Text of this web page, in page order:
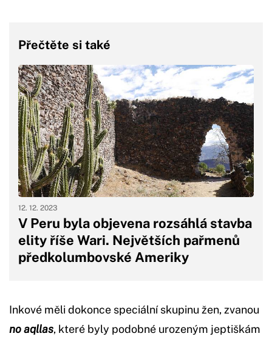
Přečtěte si také
V Peru byla objevena rozsáhlá stavba
elity říše Wari. Největších pařmenů
předkolumbovské Ameriky
12. 12. 2023
Inkové měli dokonce speciální skupinu žen, zvanou
no aqllas, které byly podobné urozeným jeptiškám